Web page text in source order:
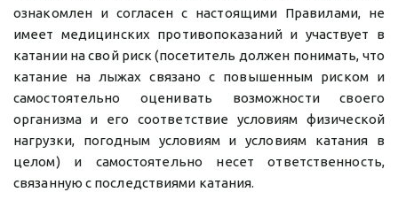
ознакомлен и согласен с настоящими Правилами, не
имеет медицинских противопоказаний и участвует в
катании на свой риск (посетитель должен понимать, что
катание на лыжах связано с повышенным риском и
самостоятельно оценивать возможности своего
организма и его соответствие условиям физической
нагрузки, погодным условиям и условиям катания в
целом) и самостоятельно несет ответственность,
связанную с последствиями катания.